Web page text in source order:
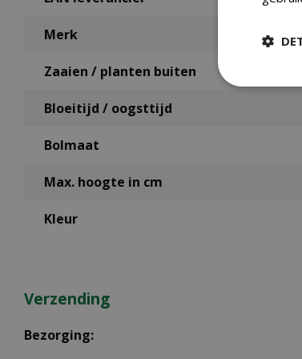
Merk
Zaaien / planten buiten
Bloeitijd / oogsttijd
Bolmaat
Max. hoogte in cm
Kleur
Verzending
Bezorging: